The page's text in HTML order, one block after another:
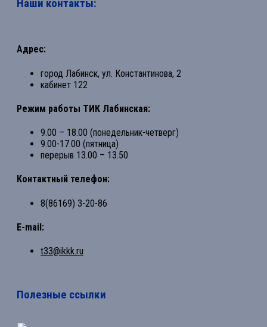
Наши контакты:
Адрес:
город Лабинск, ул. Константинова, 2
кабинет 122
Режим работы ТИК Лабинская:
9.00 – 18.00 (понедельник-четверг)
9.00-17.00 (пятница)
перерыв 13.00 – 13.50
Контактный телефон:
8(86169) 3-20-86
E-mail:
t33@ikkk.ru
Полезные ссылки